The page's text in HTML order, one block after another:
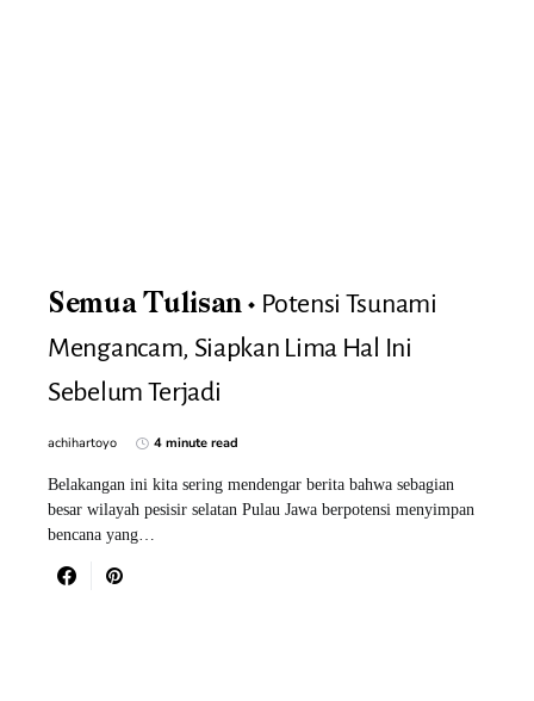
Semua Tulisan
Potensi Tsunami
Mengancam, Siapkan Lima Hal Ini
Sebelum Terjadi
achihartoyo 4 minute read
Belakangan ini kita sering mendengar berita bahwa sebagian
besar wilayah pesisir selatan Pulau Jawa berpotensi menyimpan
bencana yang…